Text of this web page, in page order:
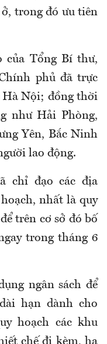
trong đó ưu tiên
của Tổng Bí thư,
phủ đã trực
Hà Nội; đồng thời
như Hải Phòng,
Yên, Bắc Ninh
lao động.
chỉ đạo các địa
nhất là quy
trên cơ sở đó bố
trong tháng 6
ngân sách để
hạn dành cho
hoạch các khu
chế đi kèm, hạ